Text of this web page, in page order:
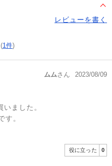
レビューを書く
(1件)
ムムさん 2023/08/09
ました。
す。
役に立った 0